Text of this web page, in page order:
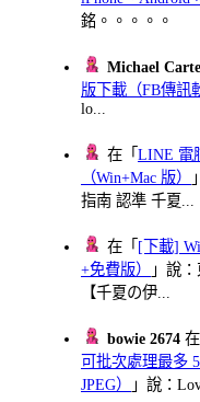
銘。。。。。
Michael
版下載（FB傳訊
lo...
在「LINE 電
（Win+Mac 版）
指南 認準 千夏...
在「 [下載]
+免費版）
」說
【千夏の伊...
bowie 2674
可批次處理最多
JPEG）
」說：